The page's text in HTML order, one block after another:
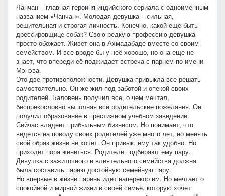
Чанчан – главная героиня индийского сериала с одноименным
названием «Чанчан». Молодая девушка – сильная,
решительная и строгая личность. Конечно, какой еще быть
дрессировщице собак? Свою редкую профессию девушка
просто обожает. Живет она в Ахмадабаде вместе со своим
семейством. И все вроде бы у неё хорошо, но она еще не
знает, что впереди её поджидает встреча с парнем по имени
Мэнэва.
Это две противоположности. Девушка привыкла все решать
самостоятельно. Он же жил под заботой и опекой своих
родителей. Баловень получил все, о чем мечтал,
беспрекословно выполняя все родительские пожелания. Он
получил образование в престижном учебном заведении.
Сейчас владеет прибыльным бизнесом. Но понимает, что
ведется на поводу своих родителей уже много лет, но менять
свой образ жизни не хочет. Он привык, ему так удобно. Но
приходит пора жениться. Родители подбирают ему пару.
Девушка с зажиточного и влиятельного семейства должна
была составить парню достойную семейную пару.
Но впервые в жизни парень идет наперекор им. Но мечтает о
спокойной и мирной жизни в своей семье, которую хочет